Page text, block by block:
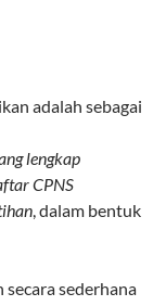
adalah sebagai
lengkap
CPNS
, dalam bentuk
sederhana